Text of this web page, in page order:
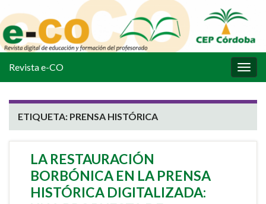
la
Revista e-CO
ETIQUETA: PRENSA HISTÓRICA
LA RESTAURACIÓN
BORBÓNICA EN LA PRENSA
HISTÓRICA DIGITALIZADA: